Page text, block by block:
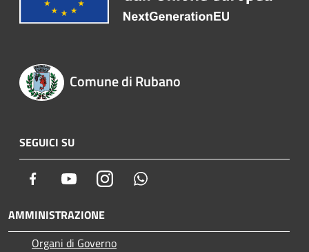
Comune di Rubano
SEGUICI SU
Facebook YoutubeInstagram
AMMINISTRAZIONE
Organi di Governo